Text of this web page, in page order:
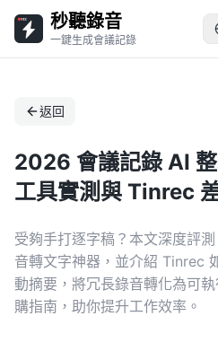
秒聽錄音
一鍵生成會議記錄
返回
2026 會議記錄 AI
工具實測與 Tinrec
受夠手打逐字稿？本文深度評
音轉文字神器，並介紹 Tinrec
動摘要，將冗長錄音轉化為可
購指南，助你提升工作效率。